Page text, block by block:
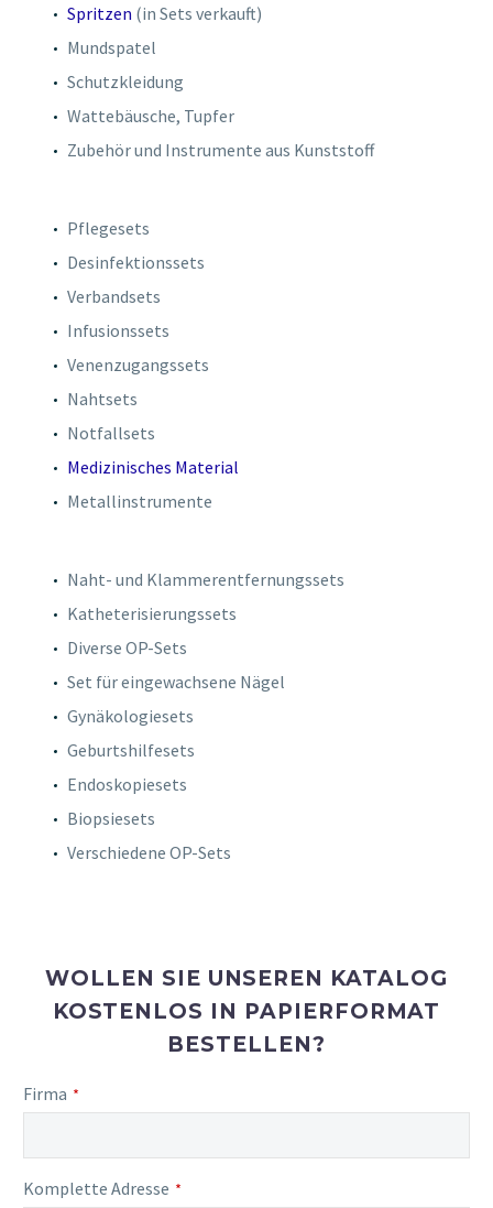
Spritzen (in Sets verkauft)
Mundspatel
Schutzkleidung
Wattebäusche, Tupfer
Zubehör und Instrumente aus Kunststoff
Pflegesets
Desinfektionssets
Verbandsets
Infusionssets
Venenzugangssets
Nahtsets
Notfallsets
Medizinisches Material
Metallinstrumente
Naht- und Klammerentfernungssets
Katheterisierungssets
Diverse OP-Sets
Set für eingewachsene Nägel
Gynäkologiesets
Geburtshilfesets
Endoskopiesets
Biopsiesets
Verschiedene OP-Sets
WOLLEN SIE UNSEREN KATALOG
KOSTENLOS IN PAPIERFORMAT
BESTELLEN?
Firma *
Komplette Adresse *